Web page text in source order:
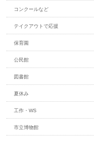
コンクールなど
テイクアウトで応援
保育園
公民館
図書館
夏休み
工作・WS
市立博物館